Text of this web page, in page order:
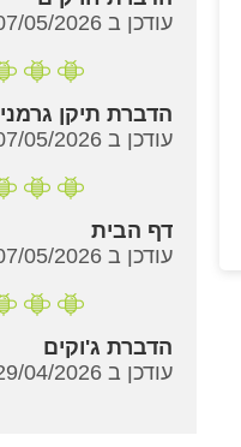
עודכן ב 07/05/2026, 14:36
הדברת תיקן גרמני
עודכן ב 07/05/2026, 14:04
דף הבית
עודכן ב 07/05/2026, 09:50
הדברת ג'וקים
עודכן ב 29/04/2026, 16:23